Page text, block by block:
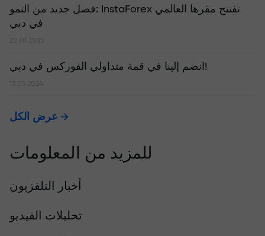
​فصل جديد من النمو: InstaForex تفتتح مقرها العالمي
في دبي
20.01.2025
انضم إلينا في قمة متداولي الفوركس في دبي!
13.05.2024
عرض الكل
للمزيد من المعلومات
أخبار التلفزيون
تحليلات الفيديو